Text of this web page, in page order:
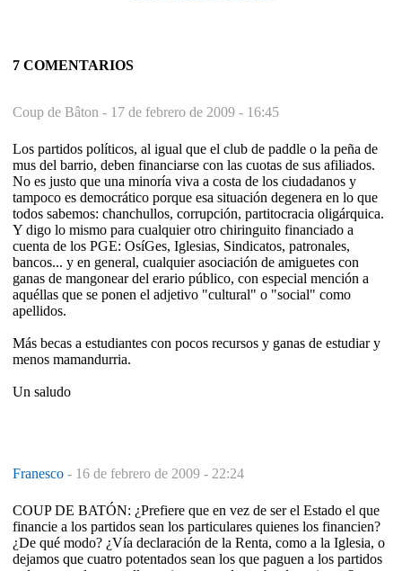
7 COMENTARIOS
Coup de Bâton - 17 de febrero de 2009 - 16:45
Los partidos políticos, al igual que el club de paddle o la peña de
mus del barrio, deben financiarse con las cuotas de sus afiliados.
No es justo que una minoría viva a costa de los ciudadanos y
tampoco es democrático porque esa situación degenera en lo que
todos sabemos: chanchullos, corrupción, partitocracia oligárquica.
Y digo lo mismo para cualquier otro chiringuito financiado a
cuenta de los PGE: OsíGes, Iglesias, Sindicatos, patronales,
bancos... y en general, cualquier asociación de amiguetes con
ganas de mangonear del erario público, con especial mención a
aquéllas que se ponen el adjetivo "cultural" o "social" como
apellidos.
Más becas a estudiantes con pocos recursos y ganas de estudiar y
menos mamandurria.
Un saludo
Franesco - 16 de febrero de 2009 - 22:24
COUP DE BATÓN: ¿Prefiere que en vez de ser el Estado el que
financie a los partidos sean los particulares quienes los financien?
¿De qué modo? ¿Vía declaración de la Renta, como a la Iglesia, o
dejamos que cuatro potentados sean los que paguen a los partidos